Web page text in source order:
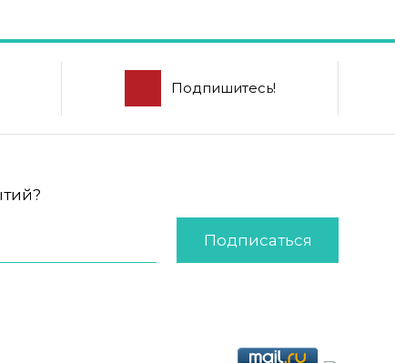
Подпишитесь!
Подписаться